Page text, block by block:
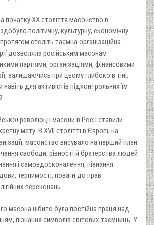
початку XX століття масонство в
здобуло політичну, культурну, економічну
століть таємна організаційна
дозволяла російським масонам
партіями, організаціями, фінансовими
залишаючись при цьому глибоко в тіні,
для активістів підконтрольних їм
революції масони в Росії ставили
мету. В XVII столітті в Європі, на
масонство висувало на перший план
свободи, рівності й братерства людей
і самовдосконалення, пізнання
терпимості, поваги до прав
переконань.
масона нібито була постійна праця над
пізнання символів світових таємниць. У